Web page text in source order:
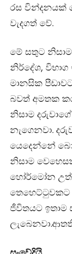
රස වින්දනයක්
වැදගත් වේ.
මේ සතුට
නිර්දේශ,
මානසික
බවත් අමතක
නිසාම
නැගෙනවා.
යෙදෙන්නේ
නිසාම
හෝර්මෝන
තෙහෙට්ටුවකට
ජීවිතයට